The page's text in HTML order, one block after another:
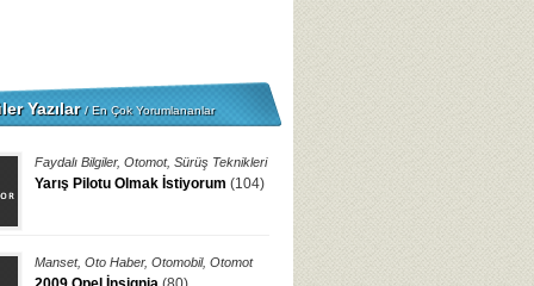
Yazılar/ En Çok Yorumlananlar
Faydalı Bilgiler, Otomot, Sürüş Teknikleri
Yarış Pilotu Olmak İstiyorum (104)
Manset, Oto Haber, Otomobil, Otomot